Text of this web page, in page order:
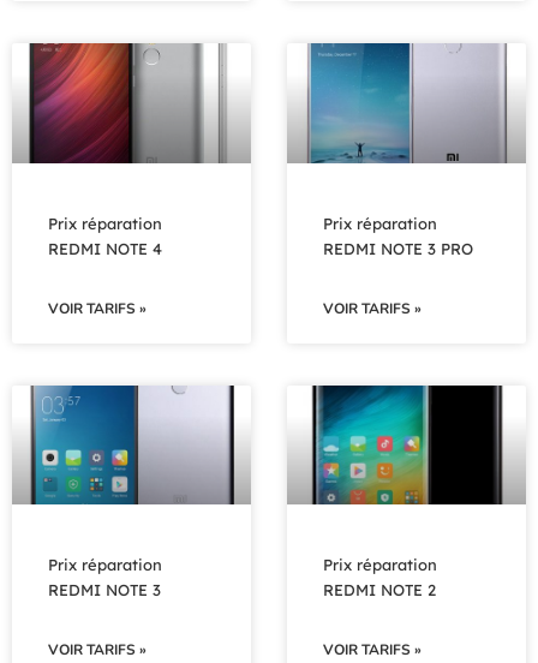
Prix réparation
REDMI NOTE 4
VOIR TARIFS »
Prix réparation
REDMI NOTE 3 PRO
VOIR TARIFS »
Prix réparation
REDMI NOTE 3
VOIR TARIFS »
Prix réparation
REDMI NOTE 2
VOIR TARIFS »